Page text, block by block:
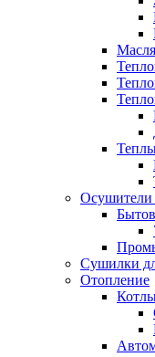
Осушители
Сушилки
Отопление